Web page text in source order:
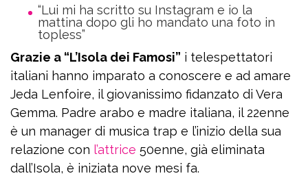
“Lui mi ha scritto su Instagram e io la
mattina dopo gli ho mandato una foto in
topless”
Grazie a “L’Isola dei Famosi” i telespettatori
italiani hanno imparato a conoscere e ad amare
Jeda Lenfoire, il giovanissimo fidanzato di Vera
Gemma. Padre arabo e madre italiana, il 22enne
è un manager di musica trap e l’inizio della sua
relazione con l’attrice 50enne, già eliminata
dall’Isola, è iniziata nove mesi fa.